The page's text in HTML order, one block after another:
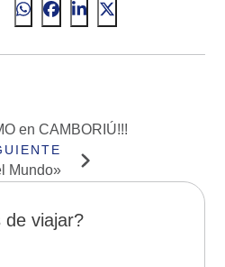
en CAMBORIÚ!!!
Mundo»
de viajar?